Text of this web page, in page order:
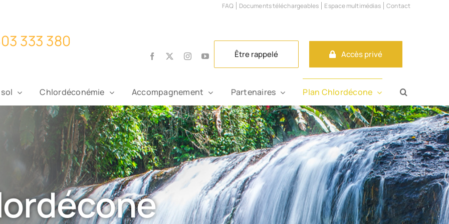
FAQ Documents téléchargeables Espace multimédias Contact
Facebook InstagramYouTubeÊtre rappelé Accès privé
Chlordéconémie Accompagnement Partenaires Plan Chlordécone